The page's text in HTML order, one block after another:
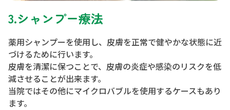
3.シャンプー療法
薬用シャンプーを使用し、皮膚を正常で健やかな状態に近
づけるために行います。
皮膚を清潔に保つことで、皮膚の炎症や感染のリスクを低
減させることが出来ます。
当院ではその他にマイクロバブルを使用するケースもあり
ます。